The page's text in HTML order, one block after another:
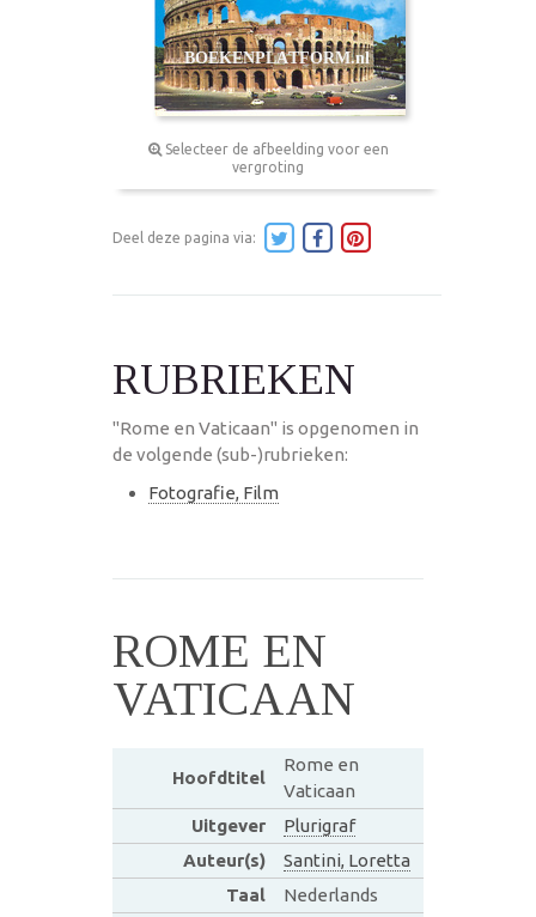
Selecteer de afbeelding voor een
vergroting
Deel deze pagina via:
RUBRIEKEN
"Rome en Vaticaan" is opgenomen in
de volgende (sub-)rubrieken:
Fotografie, Film
ROME EN
VATICAAN
Hoofdtitel
Rome en
Vaticaan
Uitgever
Plurigraf
Auteur(s)
Santini, Loretta
Taal
Nederlands